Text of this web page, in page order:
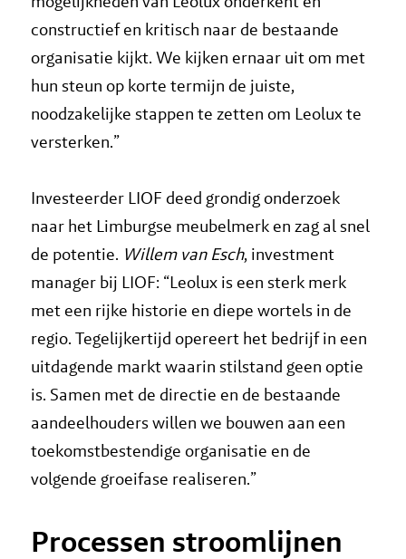
constructief en kritisch naar de bestaande
organisatie kijkt. We kijken ernaar uit om met
hun steun op korte termijn de juiste,
noodzakelijke stappen te zetten om Leolux te
versterken.”
Investeerder LIOF deed grondig onderzoek
naar het Limburgse meubelmerk en zag al snel
de potentie. Willem van Esch, investment
manager bij LIOF: “Leolux is een sterk merk
met een rijke historie en diepe wortels in de
regio. Tegelijkertijd opereert het bedrijf in een
uitdagende markt waarin stilstand geen optie
is. Samen met de directie en de bestaande
aandeelhouders willen we bouwen aan een
toekomstbestendige organisatie en de
volgende groeifase realiseren.”
Processen stroomlijnen